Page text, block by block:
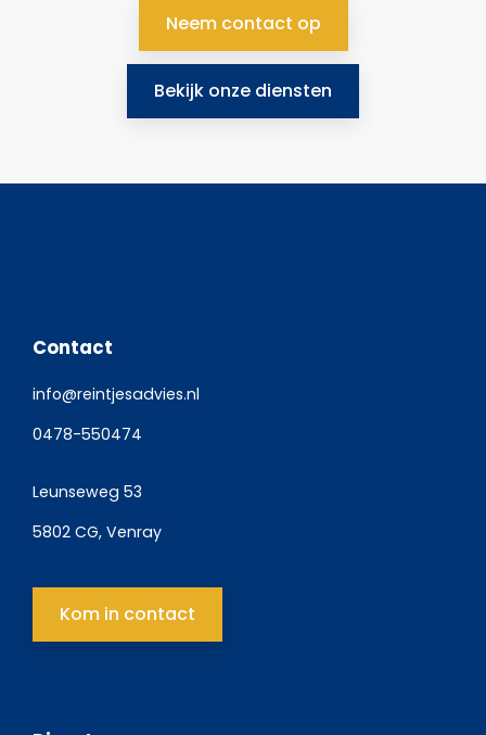
Neem contact op
Bekijk onze diensten
Contact
info@reintjesadvies.nl
0478-550474
Leunseweg 53
5802 CG, Venray
Kom in contact